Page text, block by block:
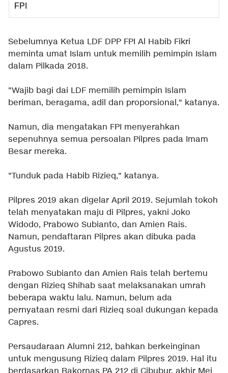
FPI
Sebelumnya Ketua LDF DPP FPI Al Habib Fikri
meminta umat Islam untuk memilih pemimpin Islam
dalam Pilkada 2018.
"Wajib bagi dai LDF memilih pemimpin Islam
beriman, beragama, adil dan proporsional," katanya.
Namun, dia mengatakan FPI menyerahkan
sepenuhnya semua persoalan Pilpres pada Imam
Besar mereka.
"Tunduk pada Habib Rizieq," katanya.
Pilpres 2019 akan digelar April 2019. Sejumlah tokoh
telah menyatakan maju di Pilpres, yakni Joko
Widodo, Prabowo Subianto, dan Amien Rais.
Namun, pendaftaran Pilpres akan dibuka pada
Agustus 2019.
Prabowo Subianto dan Amien Rais telah bertemu
dengan Rizieq Shihab saat melaksanakan umrah
beberapa waktu lalu. Namun, belum ada
pernyataan resmi dari Rizieq soal dukungan kepada
Capres.
Persaudaraan Alumni 212, bahkan berkeinginan
untuk mengusung Rizieq dalam Pilpres 2019. Hal itu